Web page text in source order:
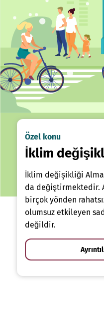
Özel konu
İklim
İklim değişikliği
da değiştirmektedir.
birçok yönden
olumsuz etkileyen
değildir.